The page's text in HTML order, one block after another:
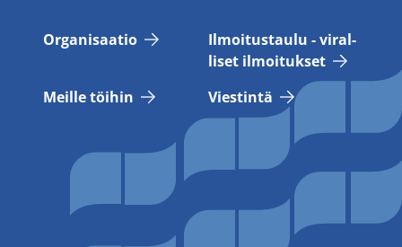
Or­ga­ni­saa­tio
Il­moi­tus­tau­lu - vi­ral­
li­set il­moi­tuk­set
Meil­le töi­hin
Vies­tin­tä